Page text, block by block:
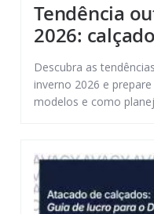
Tendência
2026:
Descubra as
inverno 2026 e
modelos e como